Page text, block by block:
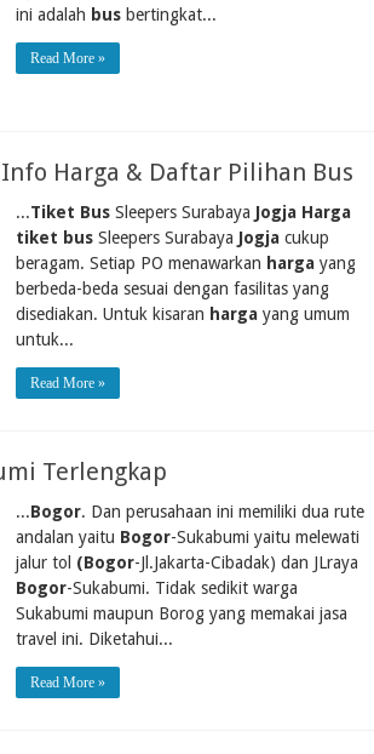
ini adalah busbertingkat...
Read More »
Harga & Daftar Pilihan Bus
...Tiket BusSleepers Surabaya Jogja Harga
tiket busSleepers Surabaya Jogjacukup
beragam. Setiap PO menawarkan hargayang
berbeda-beda sesuai dengan fasilitas yang
disediakan. Untuk kisaran hargayang umum
untuk...
Read More »
Terlengkap
...Bogor. Dan perusahaan ini memiliki dua rute
andalan yaitu Bogor-Sukabumi yaitu melewati
jalur tol (Bogor-Jl.Jakarta-Cibadak) dan JLraya
Bogor-Sukabumi. Tidak sedikit warga
Sukabumi maupun Borog yang memakai jasa
travel ini. Diketahui...
Read More »